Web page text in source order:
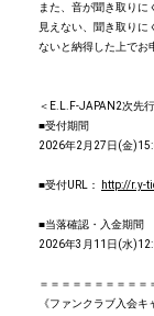
また、音が聞き取りに
見えない、聞き取りに
ないと納得した上でお
＜E.L.F-JAPAN2次先
■受付期間
2026年2月27日(金
■受付URL： http://r.y-
■当落確認・入金期間
2026年3月11日(水
＝＝＝＝＝＝＝＝＝＝
《ファンクラブ入会キ